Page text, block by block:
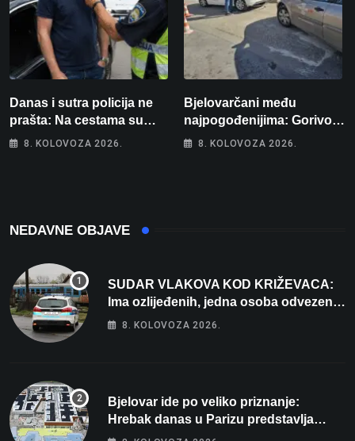
Danas i sutra policija ne
prašta: Na cestama su
posebno na meti ovi
8. KOLOVOZA 2026.
Bjelovarčani među
najpogođenijima: Gorivo
im pojede gotovo 6 posto
8. KOLOVOZA 2026.
NEDAVNE OBJAVE
SUDAR VLAKOVA KOD KRIŽEVACA:
Ima ozlijeđenih, jedna osoba odvezena
helikopterom
8. KOLOVOZA 2026.
Bjelovar ide po veliko priznanje:
Hrebak danas u Parizu predstavlja
Wellovar za domaćina Europskog